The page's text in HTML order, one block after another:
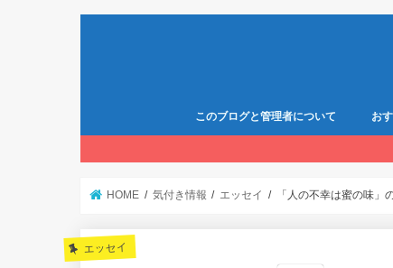
このブログと管理者について お
HOME 気付き情報 エッセイ 「人の不幸は蜜の味」
エッセイ